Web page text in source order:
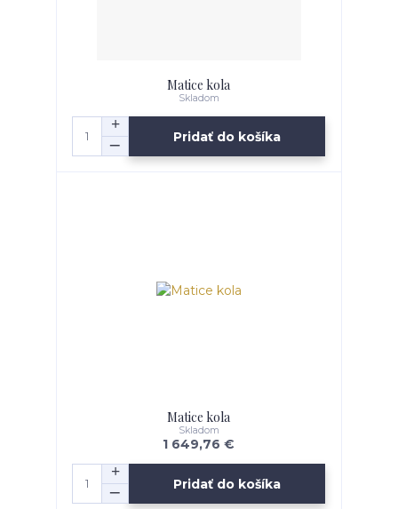
Matice kola
Skladom
Pridať do košíka
Matice kola
1 649,76 €
Skladom
Pridať do košíka